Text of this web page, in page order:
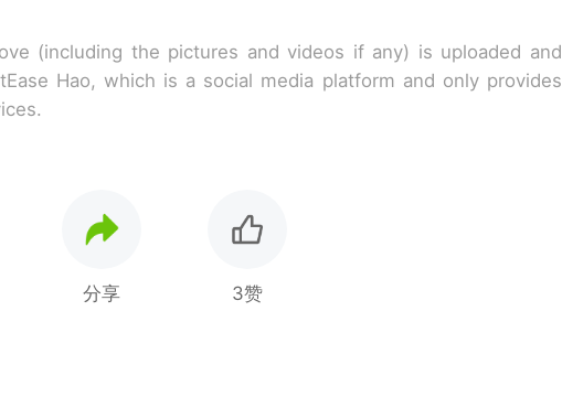
(including the pictures and videos if any) is uploaded and
Hao, which is a social media platform and only provides
分享 3赞